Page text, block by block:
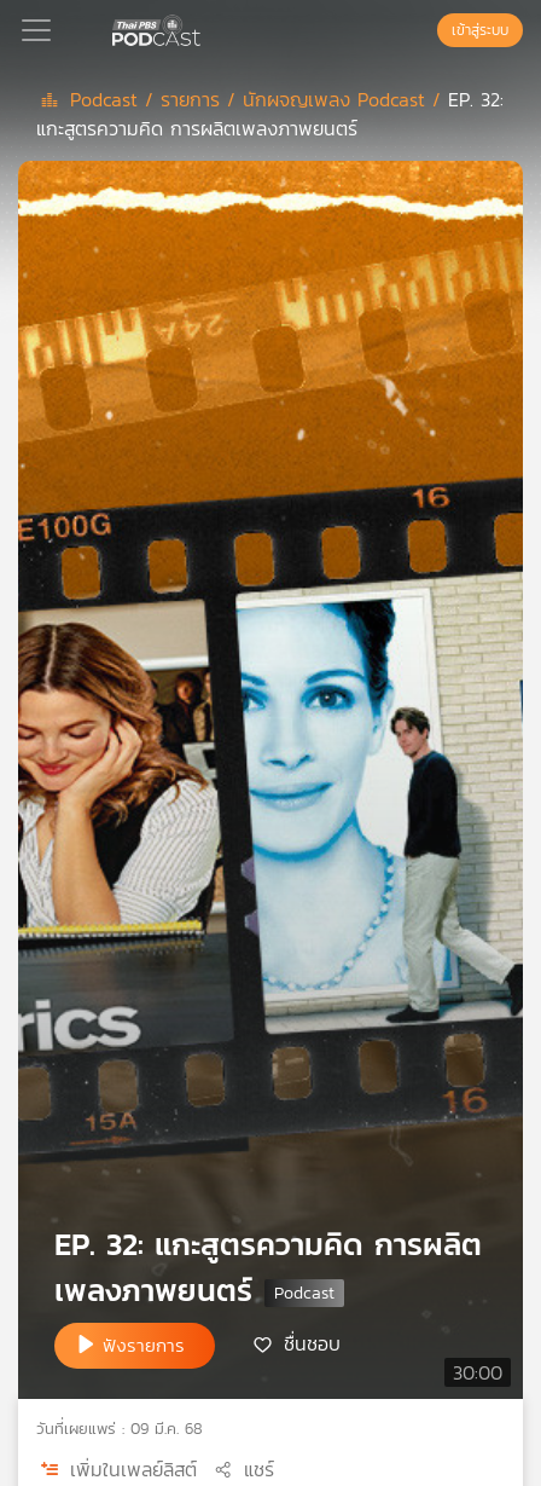
Podcast
เพล
ลิ
แนะนำ
เพล
ย์
ลิ
ของ
คุณ
เพลง
บทความ
ข่าว
และ
กิจกรรม
เกี่ยว
กับ
เรา
เครือ
วิทยุ
แผนที่
ข่าย
เข้าสู่ระบบ
Podcast / รายการ / นักผจญเพลง Podcast / EP. 32:
แกะสูตรความคิด การผลิตเพลงภาพยนตร์
30:00
EP. 32: แกะสูตรความคิด การผลิต
เพลงภาพยนตร์
ฟังรายการ ชื่นชอบ
วันที่เผยแพร่ : 09 มี.ค. 68
เพิ่มในเพลย์ลิสต์ แชร์